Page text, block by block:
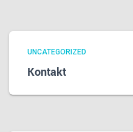
UNCATEGORIZED
Kontakt